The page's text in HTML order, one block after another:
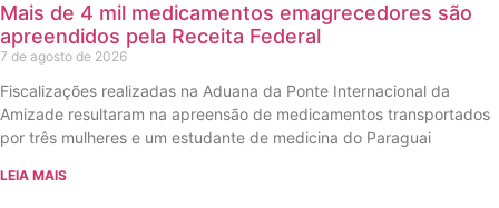
Mais de 4 mil medicamentos emagrecedores são
apreendidos pela Receita Federal
7 de agosto de 2026
Fiscalizações realizadas na Aduana da Ponte Internacional da
Amizade resultaram na apreensão de medicamentos transportados
por três mulheres e um estudante de medicina do Paraguai
LEIA MAIS